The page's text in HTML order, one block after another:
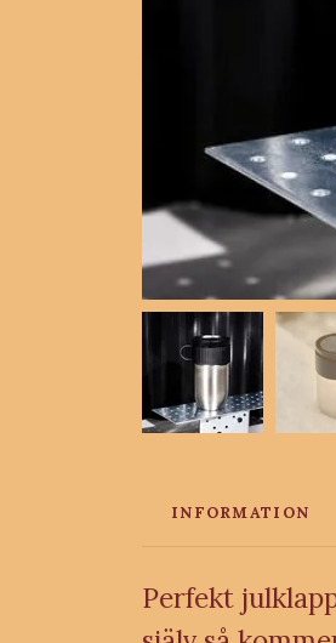
INFORMATION
Perfekt